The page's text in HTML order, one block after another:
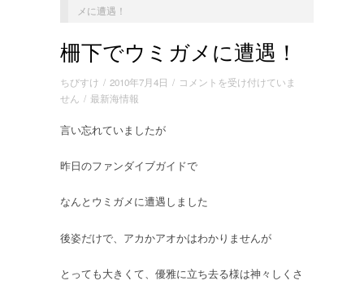
メに遭遇！
柵下でウミガメに遭遇！
ちびすけ / 2010年7月4日 / 柵
ガ
に
遭
は
コメントを受け付けていま
せん / 最新海情報
言い忘れていましたが
昨日のファンダイブガイドで
なんとウミガメに遭遇しました
後姿だけで、アカかアオかはわかりませんが
とっても大きくて、優雅に立ち去る様は神々しくさ